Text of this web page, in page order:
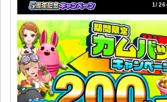
1/